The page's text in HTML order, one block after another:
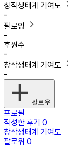
창작생태계 기여도
-
팔로잉
-
후원수
-
창작생태계 기여도
-
팔로우
프로필
작성한 후기 0
창작생태계 기여도
팔로워 0